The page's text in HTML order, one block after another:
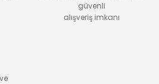
güvenli
alışveriş imkanı